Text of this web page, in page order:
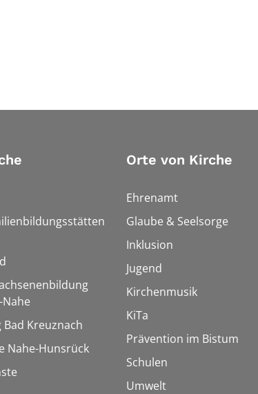
Kreuznach
Nahe-Hunsrück
Orte von Kirche
Ehrenamt
Glaube & Seelsorge
Inklusion
Jugend
Kirchenmusik
KiTa
Prävention im Bistum
Schulen
Umwelt